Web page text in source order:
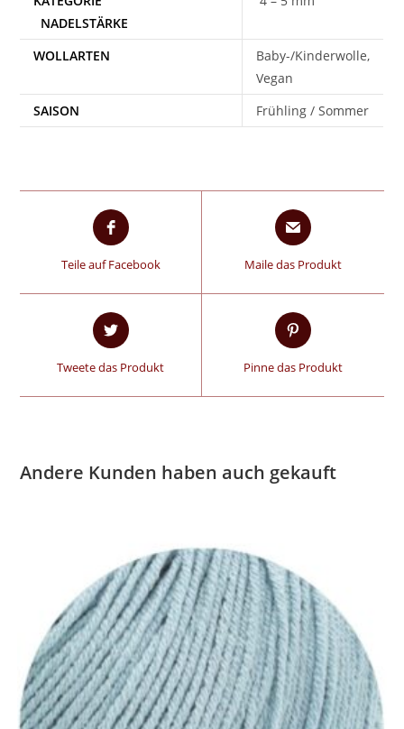
WOLLARTEN
Baby-/Kinderwolle,
Vegan
SAISON
Frühling / Sommer
Teile auf Facebook Maile das Produkt
Tweete das Produkt Pinne das Produkt
Andere Kunden haben auch gekauft